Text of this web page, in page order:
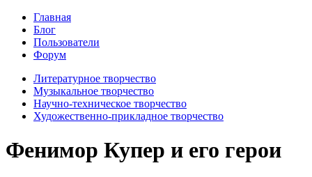
Главная
Блог
Пользователи
Форум
Литературное творчество
Музыкальное творчество
Научно-техническое творчество
Художественно-прикладное творчество
Фенимор Купер и его герои